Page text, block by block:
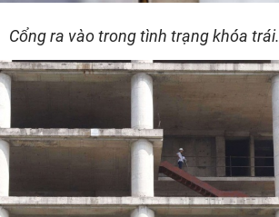
Cổng ra vào trong tình trạng khóa trái.